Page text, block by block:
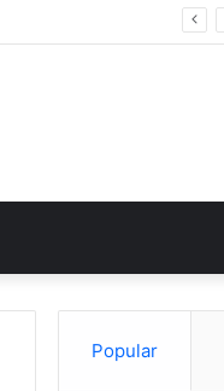
Popular